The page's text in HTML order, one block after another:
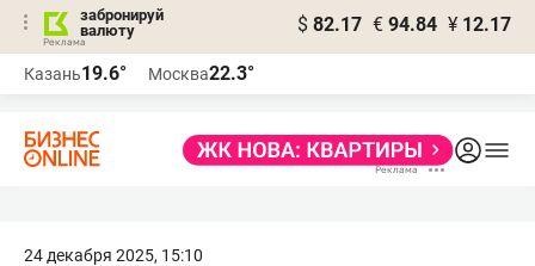
забронируй
валюту
$ 82.17 € 94.84 ¥ 12.17
Казань19.6° Москва22.3°
24 декабря 2025, 15:10